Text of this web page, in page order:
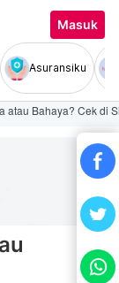
Masuk
Asuransiku
atau Bahaya? Cek di